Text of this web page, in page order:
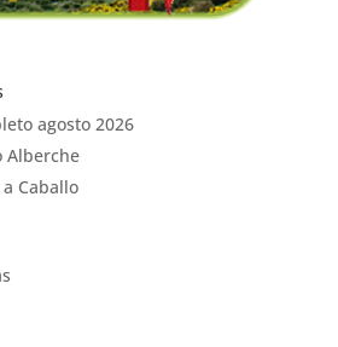
agosto 2026
Alberche
Caballo